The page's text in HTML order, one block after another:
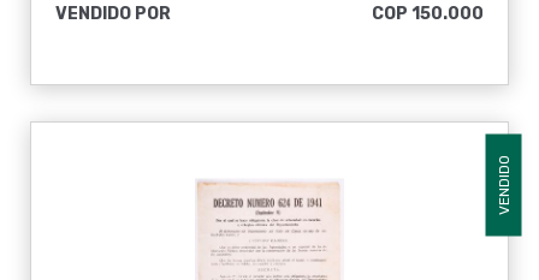
VENDIDO POR
COP 150.000
VENDIDO